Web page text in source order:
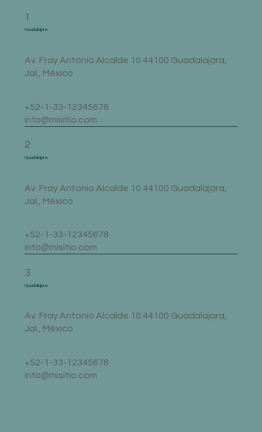
1
Guadalajara
Av. Fray Antonio Alcalde 10 44100 Guadalajara,
Jal., México
+52-1-33-12345678
info@misitio.com
2
Guadalajara
Av. Fray Antonio Alcalde 10 44100 Guadalajara,
Jal., México
+52-1-33-12345678
info@misitio.com
3
Guadalajara
Av. Fray Antonio Alcalde 10 44100 Guadalajara,
Jal., México
+52-1-33-12345678
info@misitio.com